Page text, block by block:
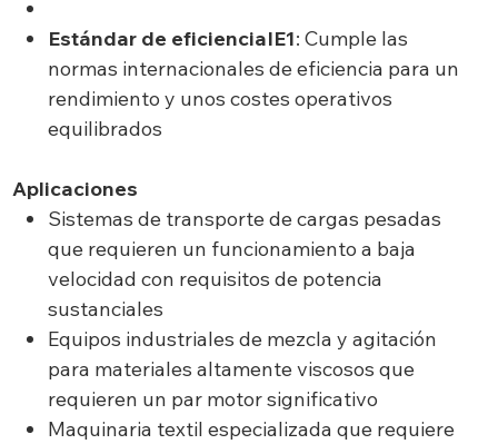
Estándar de eficienciaIE1: Cumple las
normas internacionales de eficiencia para un
rendimiento y unos costes operativos
equilibrados
Aplicaciones
Sistemas de transporte de cargas pesadas
que requieren un funcionamiento a baja
velocidad con requisitos de potencia
sustanciales
Equipos industriales de mezcla y agitación
para materiales altamente viscosos que
requieren un par motor significativo
Maquinaria textil especializada que requiere